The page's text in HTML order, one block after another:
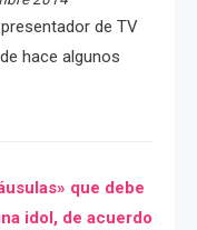
de TV
hace algunos
que debe
idol, de acuerdo